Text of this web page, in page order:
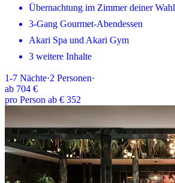
Übernachtung im Zimmer deiner Wahl
3-Gang Gourmet-Abendessen
Akari Spa und Akari Gym
3 weitere Inhalte
1-7 Nächte·2 Personen·
ab 704 €
pro Person ab € 352